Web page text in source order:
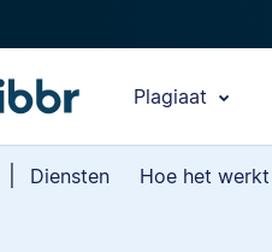
Plagiaat
Diensten Hoe het werkt